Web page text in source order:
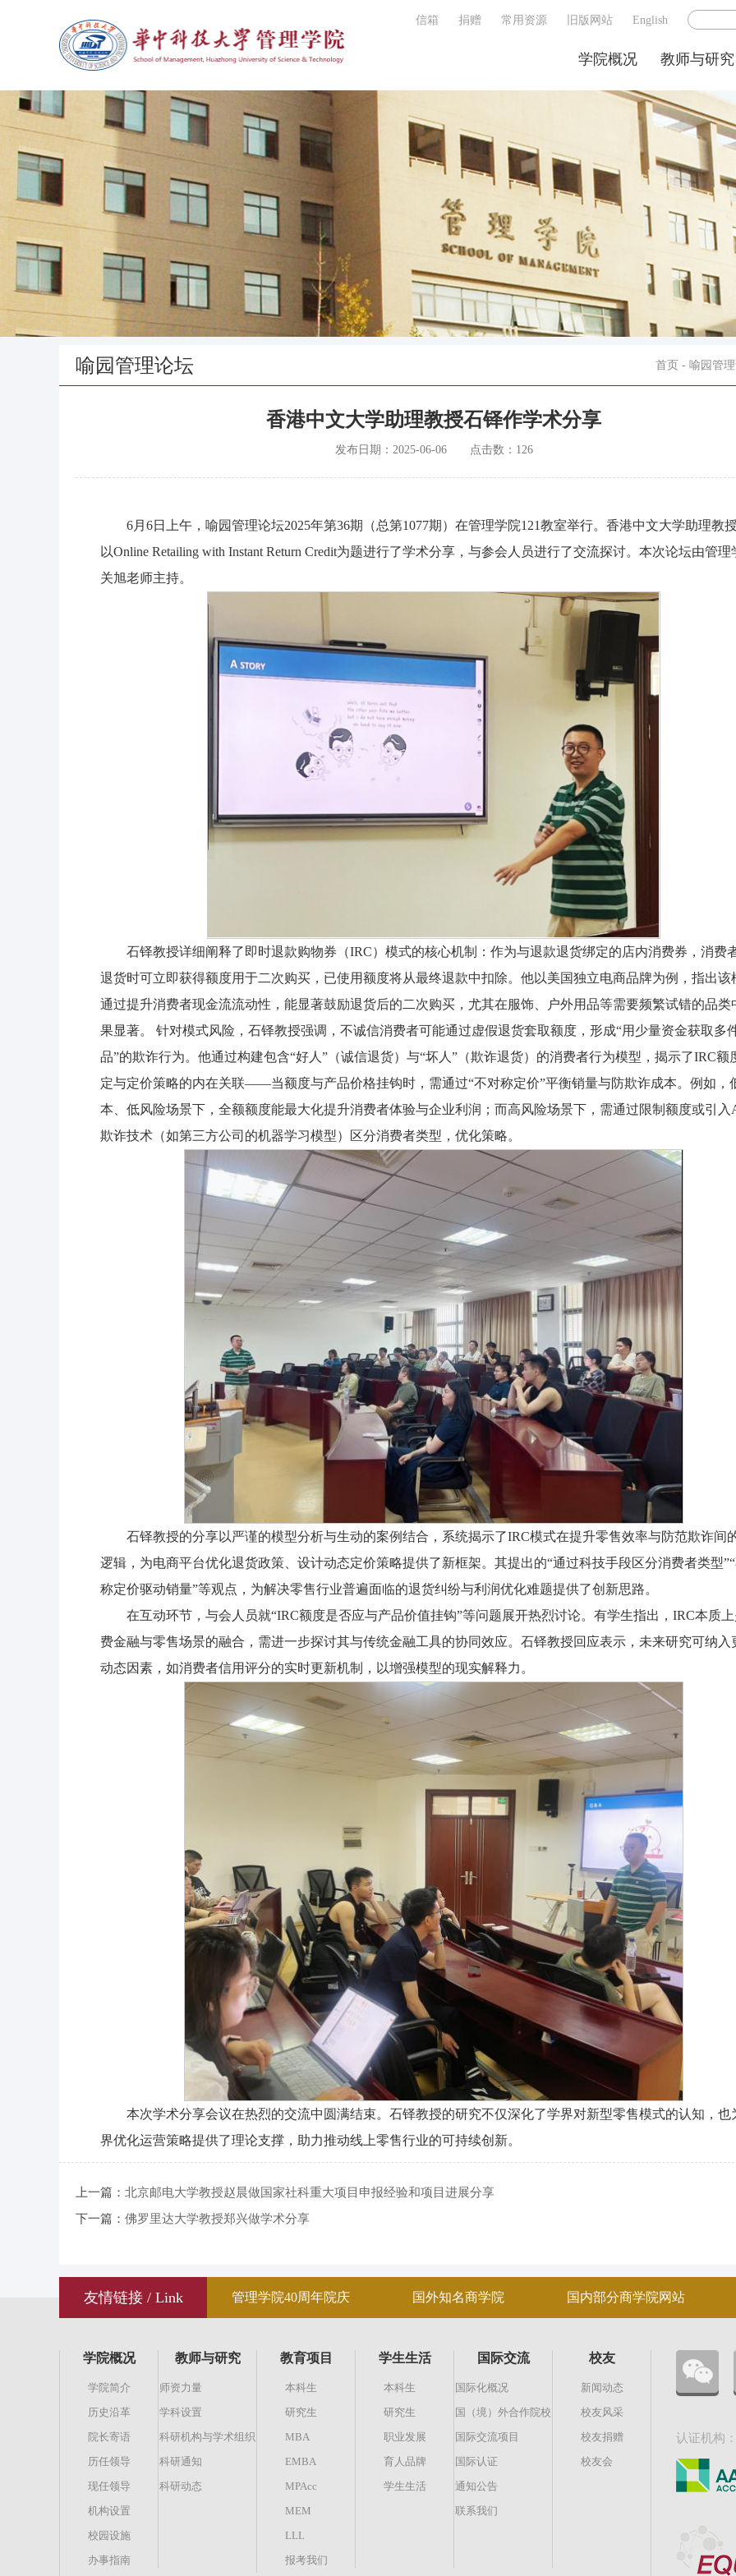
信箱 捐赠 常用资源 旧版网站 English
学院概况 教师与研究
喻园管理论坛 首页 - 喻园管
香港中文大学助理教授石铎作学术分享
发布日期： 2025-06-06 点击数： 126
6月6日上午，喻园管理论坛2025年第36期（总第1077期）在管理学院121教室举行。香港中文大学助理教
以Online Retailing with Instant Return Credit为题进行了学术分享，与参会人员进行了交流探讨。本次论坛由管理
关旭老师主持。
石铎教授详细阐释了即时退款购物券（IRC）模式的核心机制：作为与退款退货绑定的店内消费券，消费
退货时可立即获得额度用于二次购买，已使用额度将从最终退款中扣除。他以美国独立电商品牌为例，指出该
通过提升消费者现金流流动性，能显著鼓励退货后的二次购买，尤其在服饰、户外用品等需要频繁试错的品类
果显著。 针对模式风险，石铎教授强调，不诚信消费者可能通过虚假退货套取额度，形成“用少量资金获取多
品”的欺诈行为。他通过构建包含“好人”（诚信退货）与“坏人”（欺诈退货）的消费者行为模型，揭示了IRC额
定与定价策略的内在关联——当额度与产品价格挂钩时，需通过“不对称定价”平衡销量与防欺诈成本。例如，
本、低风险场景下，全额额度能最大化提升消费者体验与企业利润；而高风险场景下，需通过限制额度或引入
欺诈技术（如第三方公司的机器学习模型）区分消费者类型，优化策略。
石铎教授的分享以严谨的模型分析与生动的案例结合，系统揭示了IRC模式在提升零售效率与防范欺诈间
逻辑，为电商平台优化退货政策、设计动态定价策略提供了新框架。其提出的“通过科技手段区分消费者类型
称定价驱动销量”等观点，为解决零售行业普遍面临的退货纠纷与利润优化难题提供了创新思路。
在互动环节，与会人员就“IRC额度是否应与产品价值挂钩”等问题展开热烈讨论。有学生指出，IRC本质
费金融与零售场景的融合，需进一步探讨其与传统金融工具的协同效应。石铎教授回应表示，未来研究可纳入
动态因素，如消费者信用评分的实时更新机制，以增强模型的现实解释力。
本次学术分享会议在热烈的交流中圆满结束。石铎教授的研究不仅深化了学界对新型零售模式的认知，也
界优化运营策略提供了理论支撑，助力推动线上零售行业的可持续创新。
上一篇： 北京邮电大学教授赵晨做国家社科重大项目申报经验和项目进展分享
下一篇： 佛罗里达大学教授郑兴做学术分享
友情链接 / Link 管理学院40周年院庆 国外知名商学院 国内部分商学院网站
学院概况
学院简介
历史沿革
院长寄语
历任领导
现任领导
机构设置
校园设施
办事指南
教师与研究
师资力量
学科设置
科研机构与学术组织
科研通知
科研动态
教育项目
本科生
研究生
MBA
EMBA
MPAcc
MEM
LLL
报考我们
学生生活
本科生
研究生
职业发展
育人品牌
学生生活
国际交流
国际化概况
国（境）外合作院校
国际交流项目
国际认证
通知公告
联系我们
校友
新闻动态
校友风采
校友捐赠
校友会
认证机构